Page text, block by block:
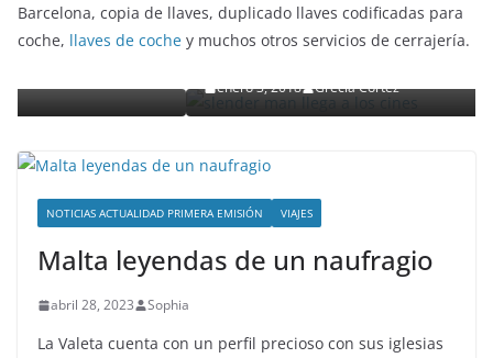
Barcelona, copia de llaves, duplicado llaves codificadas para
coche, llaves de coche y muchos otros servicios de cerrajería.
Slender Man llega al cine y te mostramos
detalles
enero 3, 2018 Grecia Cortez
NOTICIAS ACTUALIDAD PRIMERA EMISIÓN VIAJES
Malta leyendas de un naufragio
abril 28, 2023 Sophia
La Valeta cuenta con un perfil precioso con sus iglesias